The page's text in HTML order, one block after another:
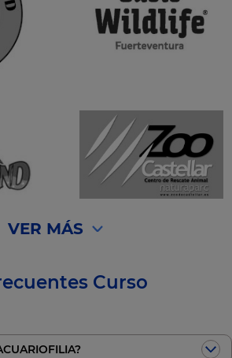
VER MÁS
Curso